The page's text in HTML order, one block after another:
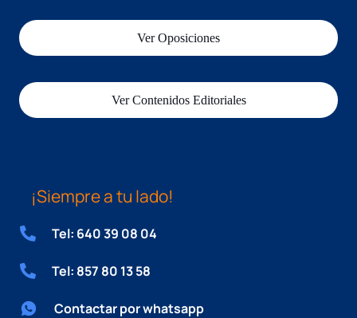
Ver Oposiciones
Ver Contenidos Editoriales
¡Siempre a tu lado!
Tel: 640 39 08 04
Tel: 857 80 13 58
Contactar por whatsapp